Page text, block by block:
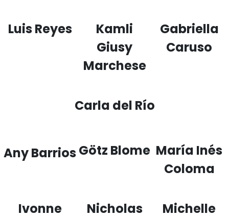
Luis Reyes
Kamli
Giusy
Marchese
Gabriella
Caruso
Carla del Río
Any Barrios Götz Blome María Inés
Coloma
Ivonne
Nicholas
Michelle